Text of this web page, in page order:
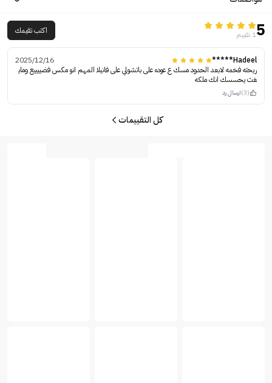
51 تقييم اكتب تقيمك
Hadeel*****
2025/12/16
ريحته فخمه لابعد الحدود مسك ع عوده على باتشولي على فانيلا المهم انو مكس فضييييع وماي
غث يحسسك انك ملكه
(3) ارسال رد
كل التقييمات